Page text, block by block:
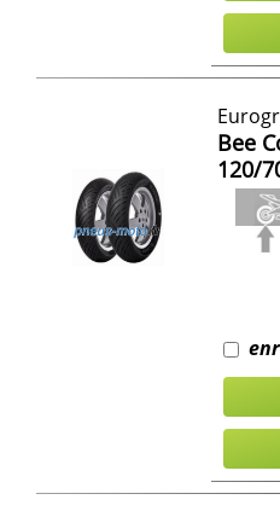
Bee
120/